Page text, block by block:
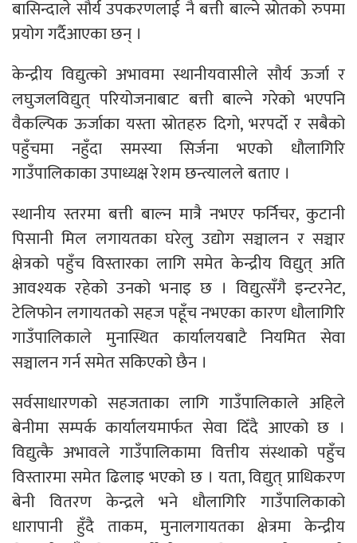
बासिन्दाले सौर्य उपकरणलाई नै बत्ती बाल्ने स्रोतको रुपमा
प्रयोग गर्दैआएका छन् ।
केन्द्रीय विद्युत्को अभावमा स्थानीयवासीले सौर्य ऊर्जा र
लघुजलविद्युत् परियोजनाबाट बत्ती बाल्ने गरेको भएपनि
वैकल्पिक ऊर्जाका यस्ता स्रोतहरु दिगो, भरपर्दो र सबैको
पहुँचमा नहुँदा समस्या सिर्जना भएको धौलागिरि
गाउँपालिकाका उपाध्यक्ष रेशम छन्त्यालले बताए ।
स्थानीय स्तरमा बत्ती बाल्न मात्रै नभएर फर्निचर, कुटानी
पिसानी मिल लगायतका घरेलु उद्योग सञ्चालन र सञ्चार
क्षेत्रको पहुँच विस्तारका लागि समेत केन्द्रीय विद्युत् अति
आवश्यक रहेको उनको भनाइ छ । विद्युत्सँगै इन्टरनेट,
टेलिफोन लगायतको सहज पहूँच नभएका कारण धौलागिरि
गाउँपालिकाले मुनास्थित कार्यालयबाटै नियमित सेवा
सञ्चालन गर्न समेत सकिएको छैन ।
सर्वसाधारणको सहजताका लागि गाउँपालिकाले अहिले
बेनीमा सम्पर्क कार्यालयमार्फत सेवा दिँदै आएको छ ।
विद्युत्कै अभावले गाउँपालिकामा वित्तीय संस्थाको पहुँच
विस्तारमा समेत ढिलाइ भएको छ । यता, विद्युत् प्राधिकरण
बेनी वितरण केन्द्रले भने धौलागिरि गाउँपालिकाको
धारापानी हुँदै ताकम, मुनालगायतका क्षेत्रमा केन्द्रीय